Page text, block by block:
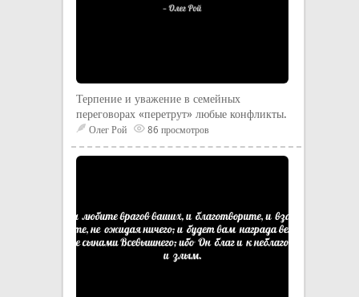
Терпение и уважение в семейных
переговорах «перетрут» любые конфликты.
Олег Рой 86 просмотров